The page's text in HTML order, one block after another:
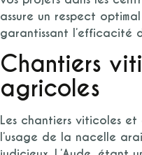
assure un respect
garantissant l’efficacité
Chantiers
agricoles
Les chantiers viticoles
l’usage de la nacelle